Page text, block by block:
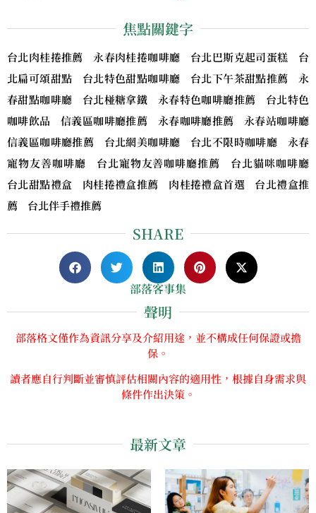
焦點關鍵字
台北肉桂捲推薦 永春肉桂捲咖啡廳 台北巴斯克起司蛋糕 台
北扁可頌甜點 台北特色甜點咖啡廳 台北下午茶甜點推薦 永
春甜點咖啡廳 台北椪糖拿鐵 永春特色咖啡廳推薦 台北特色
咖啡飲品 信義區咖啡廳推薦 永春咖啡廳推薦 永春站咖啡廳
信義區咖啡廳推薦 台北網美咖啡廳 台北不限時咖啡廳 永春
寵物友善咖啡廳 台北寵物友善咖啡廳推薦 台北貓咪咖啡廳
台北甜點禮盒 肉桂捲禮盒推薦 肉桂捲禮盒首選 台北禮盒推
薦 台北伴手禮推薦
SHARE
部落客事集
聲明
部落格文僅作為資訊分享及介紹用途，並不構成任何保證或擔
保。
讀者應自行判斷並審慎評估相關內容的適用性，根據自身需求與
條件作出決策。
最新文章